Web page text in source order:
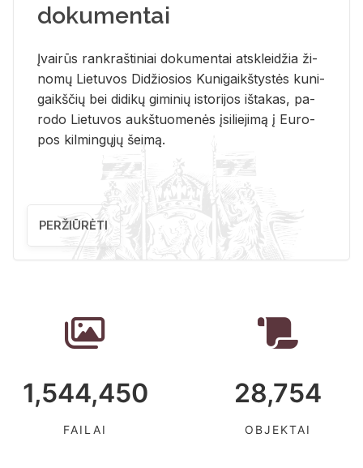
dokumentai
Įvai­rūs rank­raš­ti­niai do­ku­men­tai at­sklei­džia ži­
no­mų Lie­tu­vos Di­džio­sios Ku­ni­gaikš­tys­tės ku­ni­
gaikš­čių bei di­di­kų gi­mi­nių is­to­ri­jos iš­ta­kas, pa­
ro­do Lie­tu­vos aukš­tuo­me­nės įsi­lie­ji­mą į Eu­ro­
pos kil­min­gų­jų šei­mą.
PERŽIŪRĖTI
1,544,450
FAILAI
28,754
OBJEKTAI